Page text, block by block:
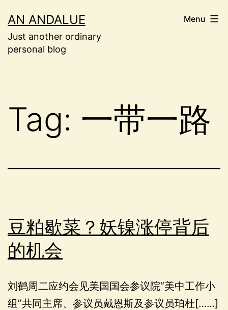
to
content
AN ANDALUE
Just another ordinary
personal blog
Menu
Tag: 一带一路
豆粕歇菜？妖镍涨停背后
的机会
刘鹤周二应约会见美国国会参议院“美中工作小
组”共同主席、参议员戴恩斯及参议员珀杜[……]